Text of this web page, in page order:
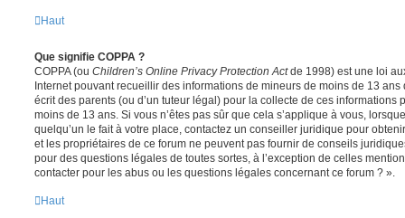
Haut
Que signifie COPPA ?
COPPA (ou Children’s Online Privacy Protection Actde 1998) est une loi
Internet pouvant recueillir des informations de mineurs de moins de 13
écrit des parents (ou d’un tuteur légal) pour la collecte de ces informations
moins de 13 ans. Si vous n’êtes pas sûr que cela s’applique à vous,
quelqu’un le fait à votre place, contactez un conseiller juridique pour
et les propriétaires de ce forum ne peuvent pas fournir de conseils
pour des questions légales de toutes sortes, à l’exception de celles
contacter pour les abus ou les questions légales concernant ce forum ? ».
Haut